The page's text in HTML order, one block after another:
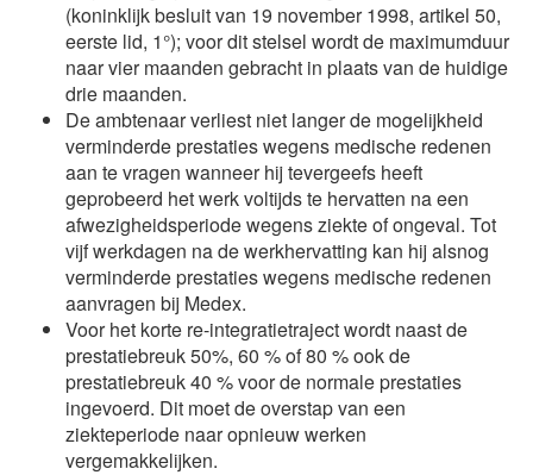
(koninklijk besluit van 19 november 1998, artikel 50,
eerste lid, 1°); voor dit stelsel wordt de maximumduur
naar vier maanden gebracht in plaats van de huidige
drie maanden.
De ambtenaar verliest niet langer de mogelijkheid
verminderde prestaties wegens medische redenen
aan te vragen wanneer hij tevergeefs heeft
geprobeerd het werk voltijds te hervatten na een
afwezigheidsperiode wegens ziekte of ongeval. Tot
vijf werkdagen na de werkhervatting kan hij alsnog
verminderde prestaties wegens medische redenen
aanvragen bij Medex.
Voor het korte re-integratietraject wordt naast de
prestatiebreuk 50%, 60 % of 80 % ook de
prestatiebreuk 40 % voor de normale prestaties
ingevoerd. Dit moet de overstap van een
ziekteperiode naar opnieuw werken
vergemakkelijken.